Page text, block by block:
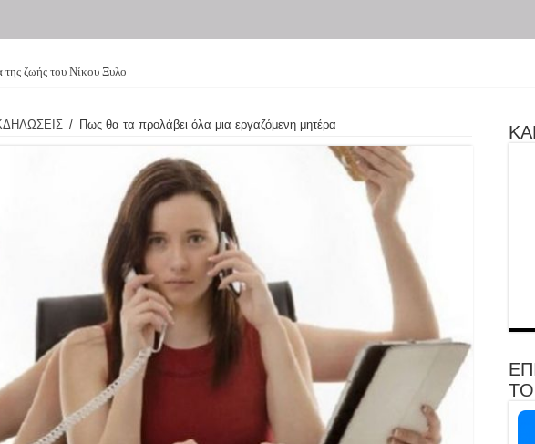
της ζωής του Νίκου Ξυλούρη γίνεται θεατ
/ Πως θα τα προλάβει όλα μια εργαζόμενη μητέρα
ΤΟ